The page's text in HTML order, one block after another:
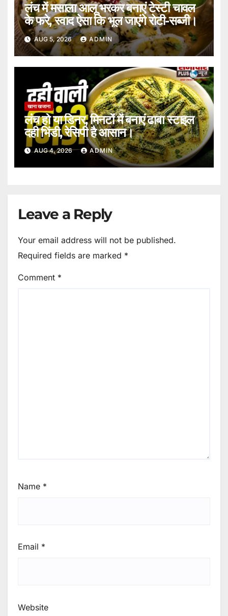
लंच में मसाला आलू भरकर बनाएं टेस्टी चावल
के फरे, स्वाद ऐसा कि भूल जाएंगे रोटी-सब्जी।
AUG 5, 2026 ADMIN
खाना खजाना
लंच हो या डिनर, मिनटों में बनाएं ढाबा स्टाइल
दही भिंडी, रेसिपी है आसान।
AUG 4, 2026 ADMIN
Leave a Reply
Your email address will not be published.
Required fields are marked *
Comment *
Name *
Email *
Website